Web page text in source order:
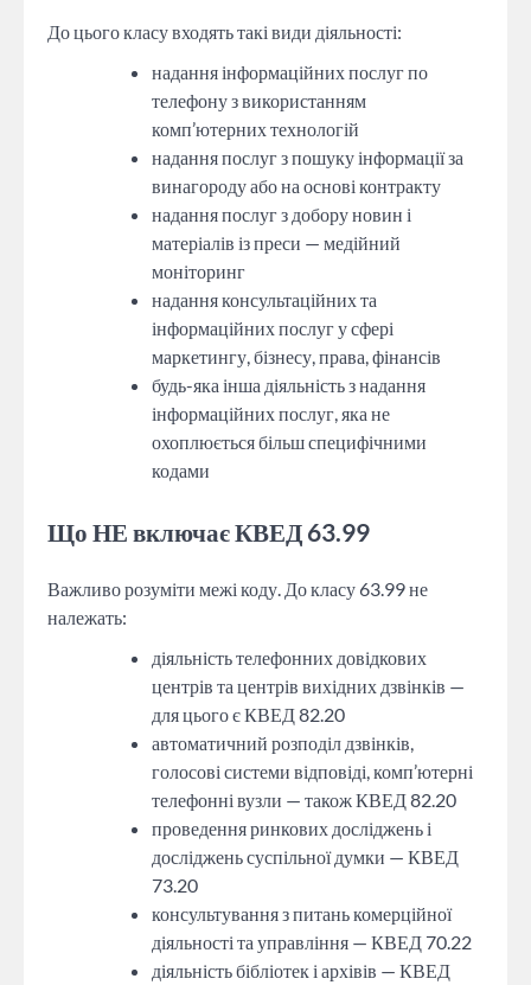
До цього класу входять такі види діяльності:
надання інформаційних послуг по
телефону з використанням
комп’ютерних технологій
надання послуг з пошуку інформації за
винагороду або на основі контракту
надання послуг з добору новин і
матеріалів із преси — медійний
моніторинг
надання консультаційних та
інформаційних послуг у сфері
маркетингу, бізнесу, права, фінансів
будь-яка інша діяльність з надання
інформаційних послуг, яка не
охоплюється більш специфічними
кодами
Що НЕ включає КВЕД 63.99
Важливо розуміти межі коду. До класу 63.99 не
належать:
діяльність телефонних довідкових
центрів та центрів вихідних дзвінків —
для цього є КВЕД 82.20
автоматичний розподіл дзвінків,
голосові системи відповіді, комп’ютерні
телефонні вузли — також КВЕД 82.20
проведення ринкових досліджень і
досліджень суспільної думки — КВЕД
73.20
консультування з питань комерційної
діяльності та управління — КВЕД 70.22
діяльність бібліотек і архівів — КВЕД